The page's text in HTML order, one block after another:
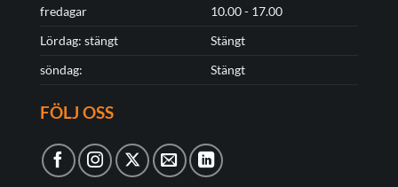
fredagar
10.00 - 17.00
Lördag: stängt
Stängt
söndag:
Stängt
FÖLJ OSS